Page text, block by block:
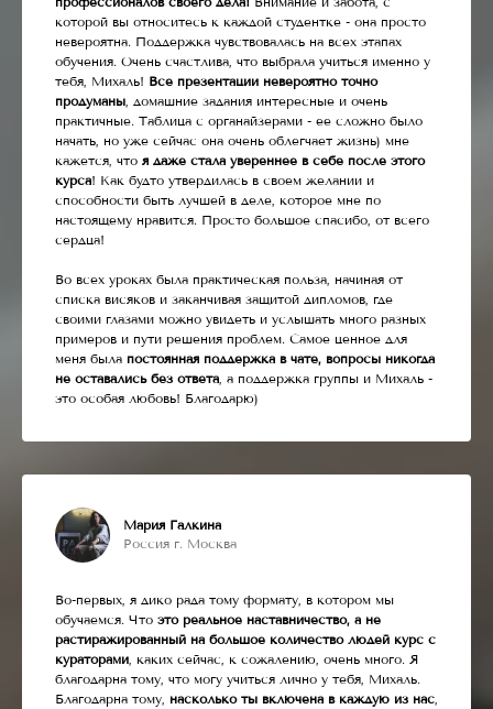
которой вы относитесь к каждой студентке - она просто
невероятна. Поддержка чувствовалась на всех этапах
обучения. Очень счастлива, что выбрала учиться именно у
тебя, Михаль! Все презентации невероятно точно
продуманы, домашние задания интересные и очень
практичные. Таблица с органайзерами - ее сложно было
начать, но уже сейчас она очень облегчает жизнь) мне
кажется, что я даже стала увереннее в себе после этого
курса! Как будто утвердилась в своем желании и
способности быть лучшей в деле, которое мне по
настоящему нравится. Просто большое спасибо, от всего
сердца!
Во всех уроках была практическая польза, начиная от
списка висяков и заканчивая защитой дипломов, где
своими глазами можно увидеть и услышать много разных
примеров и пути решения проблем. Самое ценное для
меня была постоянная поддержка в чате, вопросы никогда
не оставались без ответа, а поддержка группы и Михаль -
это особая любовь! Благодарю)
Мария Галкина
Россия г. Москва
Во-первых, я дико рада тому формату, в котором мы
обучаемся. Что это реальное наставничество, а не
растиражированный на большое количество людей курс с
кураторами, каких сейчас, к сожалению, очень много. Я
благодарна тому, что могу учиться лично у тебя, Михаль.
Благодарна тому, насколько ты включена в каждую из нас,